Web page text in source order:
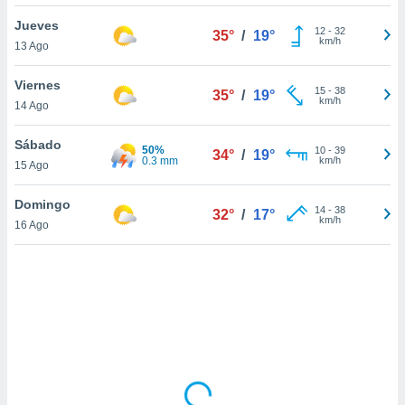
de
sitio
de que
sean
para
ni para
Jueves
13 Ago
35° / 19° 12- 32
km/h
Viernes
14 Ago
35° / 19° 15- 38
km/h
Sábado
15 Ago
50%
0.3 mm
34° / 19° 10- 39
km/h
Domingo
16 Ago
32° / 17° 14- 38
km/h